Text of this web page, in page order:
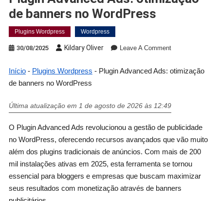
de banners no WordPress
Plugins Wordpress Wordpress
30/08/2025 Kildary Oliver Leave A Comment
Início- Plugins Wordpress - Plugin Advanced Ads: otimização
de banners no WordPress
Última atualização em 1 de agosto de 2026 às 12:49
O Plugin Advanced Ads revolucionou a gestão de publicidade
no WordPress, oferecendo recursos avançados que vão muito
além dos plugins tradicionais de anúncios. Com mais de 200
mil instalações ativas em 2025, esta ferramenta se tornou
essencial para bloggers e empresas que buscam maximizar
seus resultados com monetização através de banners